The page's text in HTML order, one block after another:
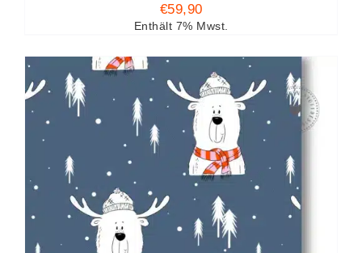
€59,90
Enthält 7% Mwst.